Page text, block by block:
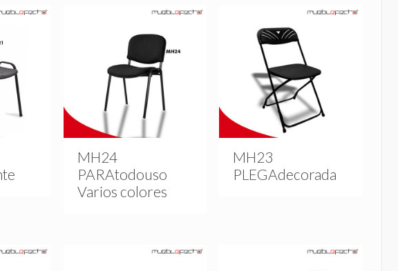
MH24
PARAtodouso
Varios colores
MH23
PLEGAdecorada